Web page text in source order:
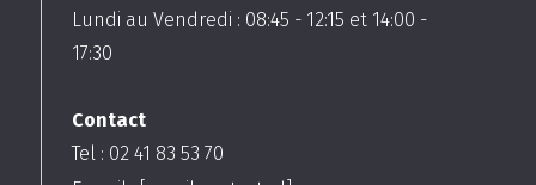
Lundi au Vendredi : 08:45 - 12:15 et 14:00 -
17:30
Contact
Tel : 02 41 83 53 70